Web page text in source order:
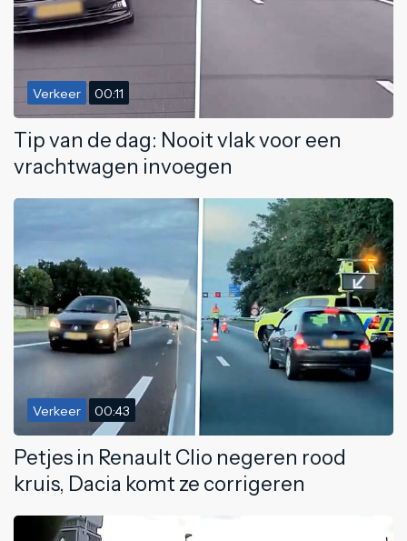
Verkeer 00:11
Tip van de dag: Nooit vlak voor een
vrachtwagen invoegen
Verkeer 00:43
Petjes in Renault Clio negeren rood
kruis, Dacia komt ze corrigeren